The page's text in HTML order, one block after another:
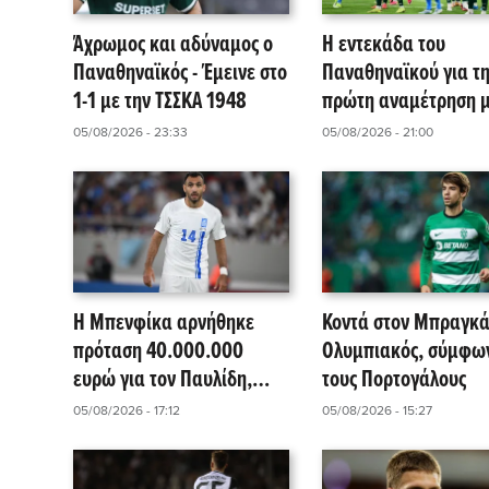
Άχρωμος και αδύναμος ο
Παναθηναϊκός - Έμεινε στο
1-1 με την ΤΣΣΚΑ 1948
05/08/2026 - 23:33
Η εντεκάδα του
Παναθηναϊκού για
πρώτη αναμέτρηση
ΤΣΣΚΑ 1948!
05/08/2026 - 21:00
Η Μπενφίκα αρνήθηκε
πρόταση 40.000.000
ευρώ για τον Παυλίδη,
σύμφωνα με πορτογαλικά
05/08/2026 - 17:12
Κοντά στον
Ολυμπιακός,
τους Πορτογάλους
05/08/2026 - 15:27